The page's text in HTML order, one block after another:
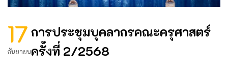
17
กันยายน
การประชุมบุคลากรคณะครุศาสตร์
ครั้งที่ 2/2568